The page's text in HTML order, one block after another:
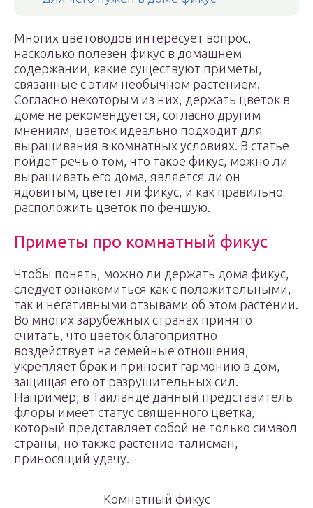
Многих цветоводов интересует вопрос,
насколько полезен фикус в домашнем
содержании, какие существуют приметы,
связанные с этим необычном растением.
Согласно некоторым из них, держать цветок в
доме не рекомендуется, согласно другим
мнениям, цветок идеально подходит для
выращивания в комнатных условиях. В статье
пойдет речь о том, что такое фикус, можно ли
выращивать его дома, является ли он
ядовитым, цветет ли фикус, и как правильно
расположить цветок по феншую.
Приметы про комнатный фикус
Чтобы понять, можно ли держать дома фикус,
следует ознакомиться как с положительными,
так и негативными отзывами об этом растении.
Во многих зарубежных странах принято
считать, что цветок благоприятно
воздействует на семейные отношения,
укрепляет брак и приносит гармонию в дом,
защищая его от разрушительных сил.
Например, в Таиланде данный представитель
флоры имеет статус священного цветка,
который представляет собой не только символ
страны, но также растение-талисман,
приносящий удачу.
Комнатный фикус